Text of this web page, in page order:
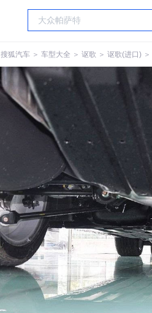
搜狐汽车 ＞ 车型大全 ＞ 讴歌 ＞ 讴歌(进口) ＞